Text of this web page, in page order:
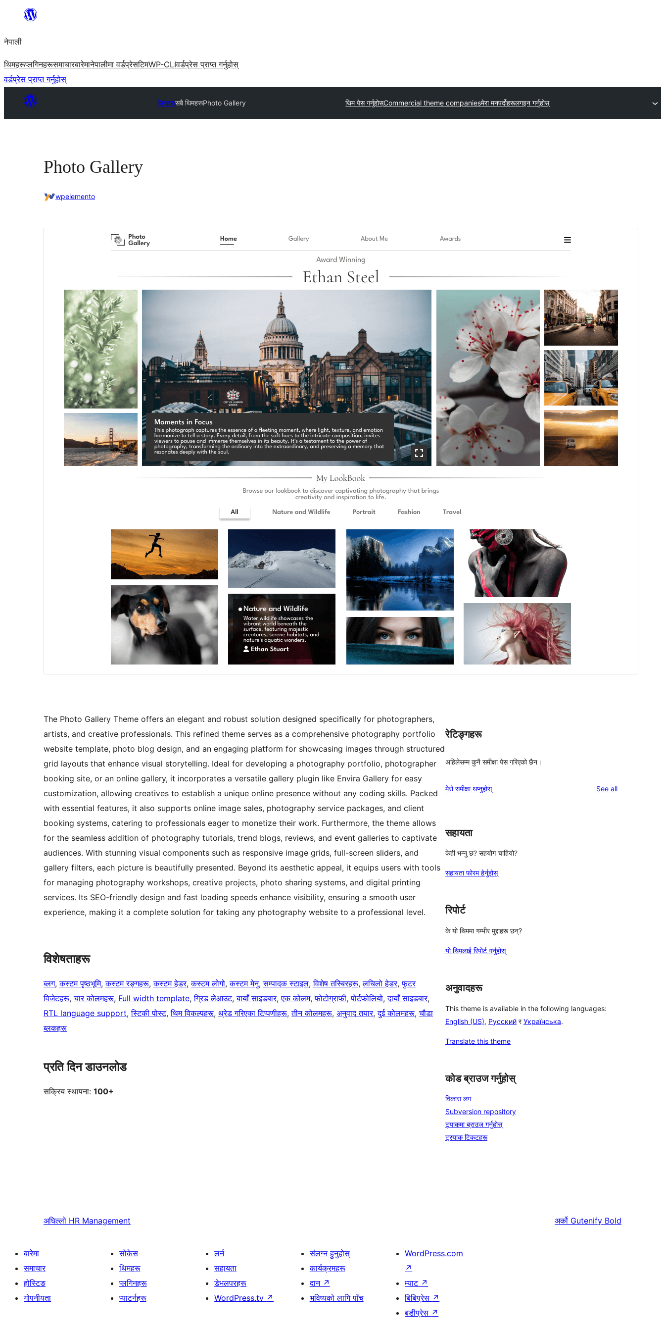
सामग्रीमा
नेपाली
थिमहरूप्लगिनहरूसमाचारबारेमानेपालीमा वर्डप्रेसटिमWP-CLIवर्डप्रेस प्राप्त गर्नुहोस्
वर्डप्रेस प्राप्त गर्नुहोस्
थिमहरूसबै थिमहरूPhoto Gallery थिम पेस गर्नुहोस्Commercial theme companiesमेरा मनपर्दोहरूलगइन गर्नुहोस्
Photo Gallery
wpelemento
पूर्वावलोकन गर्नुहोस्
Active installations
वर्डप्रेस संस्करण
5.0
PHP संस्करण
5.6
थिम गृहपृष्ठ
The Photo Gallery Theme offers an elegant and robust solution designed specifically for photographers,
artists, and creative professionals. This refined theme serves as a comprehensive photography portfolio
website template, photo blog design, and an engaging platform for showcasing images through structured
grid layouts that enhance visual storytelling. Ideal for developing a photography portfolio, photographer
booking site, or an online gallery, it incorporates a versatile gallery plugin like Envira Gallery for easy
customization, allowing creatives to establish a unique online presence without any coding skills. Packed
with essential features, it also supports online image sales, photography service packages, and client
booking systems, catering to professionals eager to monetize their work. Furthermore, the theme allows
for the seamless addition of photography tutorials, trend blogs, reviews, and event galleries to captivate
audiences. With stunning visual components such as responsive image grids, full-screen sliders, and
gallery filters, each picture is beautifully presented. Beyond its aesthetic appeal, it equips users with tools
for managing photography workshops, creative projects, photo sharing systems, and digital printing
services. Its SEO-friendly design and fast loading speeds enhance visibility, ensuring a smooth user
experience, making it a complete solution for taking any photography website to a professional level.
विशेषताहरू
ब्लग, कस्टम पृष्ठभूमि, कस्टम रङ्गहरू, कस्टम हेडर, कस्टम लोगो, कस्टम मेनु, सम्पादक स्टाइल, विशेष तस्बिरहरू, लचिलो हेडर, फुटर
विजेटहरू, चार कोलमहरू, Full width template, ग्रिड लेआउट, बायाँ साइडबार, एक कोलम, फोटोग्राफी, पोर्टफोलियो, दायाँ साइडबार
RTL language support, स्टिकी पोस्ट, थिम विकल्पहरू, थ्रेड गरिएका टिप्पणीहरू, तीन कोलमहरू, अनुवाद तयार, दुई कोलमहरू, चौडा
ब्लकहरू
प्रति दिन डाउनलोड
सक्रिय स्थापना: 100+
रेटिङ्गहरू
अहिलेसम्म कुनै समीक्षा पेस गरिएको छैन।
मेरो समीक्षा थप्नुहोस् See allreviews
सहायता
केही भन्नु छ? सहयोग चाहियो?
सहायता फोरम हेर्नुहोस्
रिपोर्ट
के यो थिममा गम्भीर मुद्दाहरू छन्?
यो थिमलाई रिपोर्ट गर्नुहोस्
अनुवादहरू
This theme is available in the following languages:
English (US), Русский रУкраїнська.
Translate this theme
कोड ब्राउज गर्नुहोस्
विकास लग
Subversion repository
ट्र्याकमा ब्राउज गर्नुहोस्
ट्रयाक टिकटहरू
अघिल्लो HR Management अर्को Gutenify Bold
बारेमा
समाचार
होस्टिङ
गोपनीयता
सोकेस
थिमहरू
प्लगिनहरू
प्याटर्नहरू
लर्न
सहायता
डेभलपरहरू
WordPress.tv ↗
संलग्न हुनुहोस्
कार्यक्रमहरू
दान ↗
भविष्यको लागि पाँच
WordPress.com
↗
म्याट ↗
बिबिप्रेस ↗
बडीप्रेस ↗